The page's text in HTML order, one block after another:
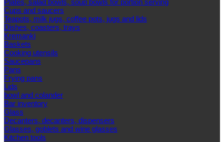
Plates, salad bowls, soup bowls for portion serving
Cups and saucers
Teapots, milk jugs, coffee pots, jugs and lids
Dishes, coasters, trays
Kremanki
Baskets
Cooking utensils
Saucepans
Pans
Frying pans
Lids
bowl and colander
Bar inventory
Glass
Decanters, decanters, dispensers
Glasses, goblets and wine glasses
Kitchen tools